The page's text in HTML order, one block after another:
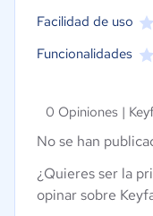
Facilidad de uso
Funcionalidades
0 Opiniones |
No se han
¿Quieres ser la
opinar sobre